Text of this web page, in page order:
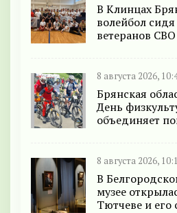
В Клинцах
волейбол
ветеранов СВО
8 августа 2026,
Брянская
День
объединяет
8 августа 2026,
В
музее
Тютчеве и его